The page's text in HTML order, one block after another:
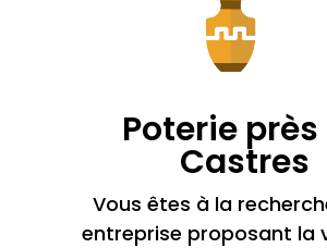
Poterie près
Castres
Vous êtes à la
entreprise proposant la